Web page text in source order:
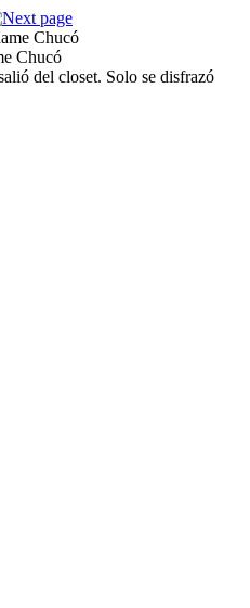
Chucó
del closet. Solo se disfrazó